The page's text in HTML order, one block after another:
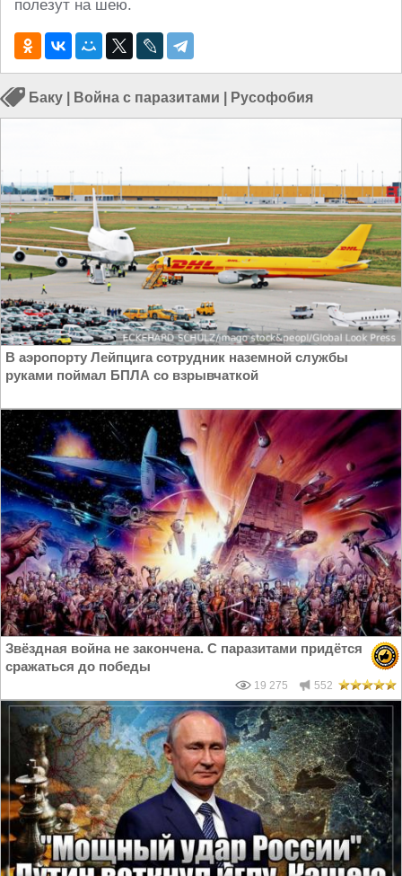
полезут на шею.
Баку Война с паразитами Русофобия
В аэропорту Лейпцига сотрудник наземной службы
руками поймал БПЛА со взрывчаткой
Звёздная война не закончена. С паразитами придётся
сражаться до победы
19 275 552